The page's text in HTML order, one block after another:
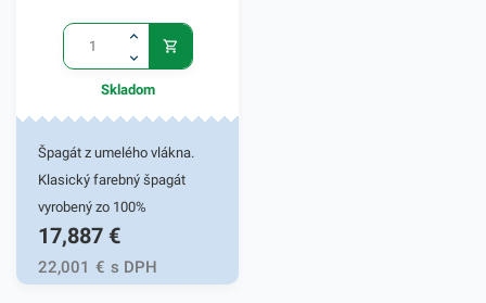
Skladom
Špagát z umelého vlákna.
Klasický farebný špagát
vyrobený zo 100%
polypropylénu. Využíva sa pri
uskladňovaní, pri balíkovej
preprave, pri archivácii, v
17,887 €
22,001 € s DPH